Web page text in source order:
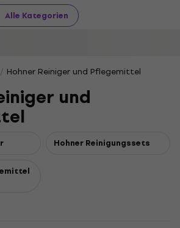
Alle Kategorien
Hohner Reiniger und Pflegemittel
und
Hohner Reinigungssets